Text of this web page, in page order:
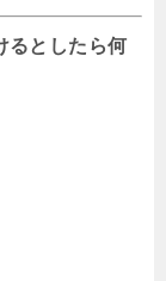
るとしたら何